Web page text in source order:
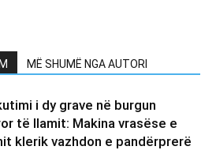
MË SHUMË NGA AUTORI
i dy grave në burgun
të Ilamit: Makina vrasëse e
klerik vazhdon e pandërprerë